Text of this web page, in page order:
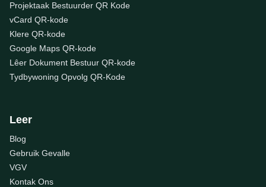
Projektaak Bestuurder QR Kode
vCard QR-kode
Klere QR-kode
Google Maps QR-kode
Lêer Dokument Bestuur QR-kode
Tydbywoning Opvolg QR-Kode
Leer
Blog
Gebruik Gevalle
VGV
Kontak Ons